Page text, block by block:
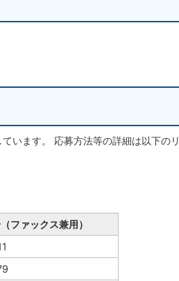
います。 応募方法等の詳細は以下のリ
ファックス兼用）